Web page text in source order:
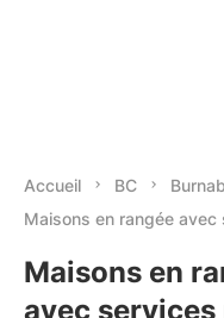
Accueil BC
Maisons en rangée
Maisons en
avec